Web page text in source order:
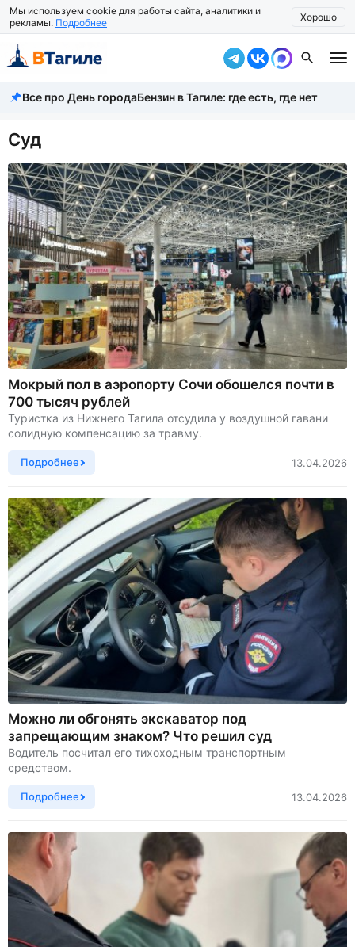
Мы используем cookie для работы сайта, аналитики и
рекламы. Подробнее Хорошо
Все новости
Происшествия
Город
Власть
Жизнь
Экономика
Общество
Рассказать новость
Все про День городаБензин в Тагиле: где есть, где нет
Суд
Мокрый пол в аэропорту Сочи обошелся почти в
700 тысяч рублей
Туристка из Нижнего Тагила отсудила у воздушной гавани
солидную компенсацию за травму.
Подробнее 13.04.2026
Можно ли обгонять экскаватор под
запрещающим знаком? Что решил суд
Водитель посчитал его тихоходным транспортным
средством.
Подробнее 13.04.2026